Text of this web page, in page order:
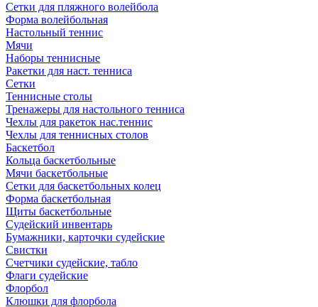
Сетки для пляжного волейбола
Форма волейбольная
Настольный теннис
Мячи
Наборы теннисные
Ракетки для наст. тенниса
Сетки
Теннисные столы
Тренажеры для настольного тенниса
Чехлы для ракеток нас.теннис
Чехлы для теннисных столов
Баскетбол
Кольца баскетбольные
Мячи баскетбольные
Сетки для баскетбольных колец
Форма баскетбольная
Щиты баскетбольные
Судейский инвентарь
Бумажники, карточки судейские
Свистки
Счетчики судейские, табло
Флаги судейские
Флорбол
Клюшки для флорбола